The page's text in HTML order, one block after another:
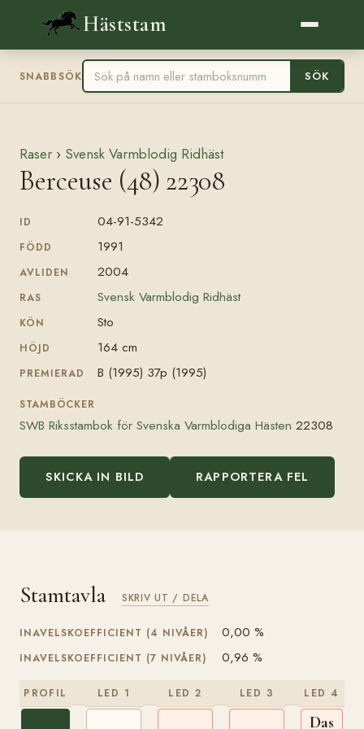
Häststam
SNABBSÖK SÖK
Raser › Svensk Varmblodig Ridhäst
Berceuse (48) 22308
ID 04-91-5342
FÖDD 1991
AVLIDEN 2004
RAS Svensk Varmblodig Ridhäst
KÖN Sto
HÖJD 164 cm
PREMIERAD B (1995) 37p (1995)
STAMBÖCKER
SWB Riksstambok för Svenska Varmblodiga Hästen 22308
SKICKA IN BILD RAPPORTERA FEL
Stamtavla SKRIV UT / DELA
INAVELSKOEFFICIENT (4 NIVÅER) 0,00 %
INAVELSKOEFFICIENT (7 NIVÅER) 0,96 %
PROFIL LED 1 LED 2 LED 3 LED 4
Dastur